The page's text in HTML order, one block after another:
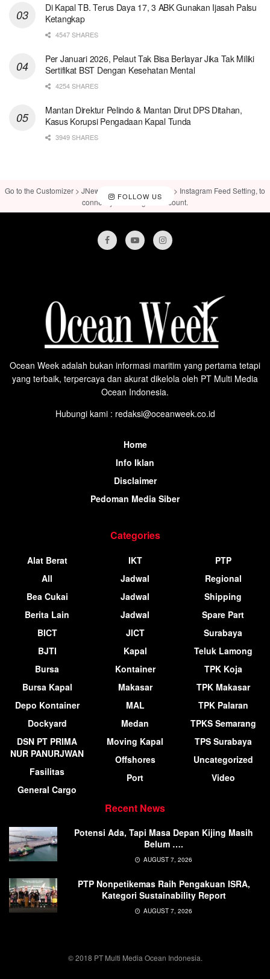
Di Kapal TB. Terus Daya 17, 3 ABK Gunakan Ijasah Palsu
Ketangkap
4547 SHARES
Per Januari 2026, Pelaut Tak Bisa Berlayar Jika Tak Miliki
Sertifikat BST Dengan Kesehatan Mental
4254 SHARES
Mantan Direktur Pelindo & Mantan Dirut DPS Ditahan,
Kasus Korupsi Pengadaan Kapal Tunda
3949 SHARES
FOLLOW US
Go to the Customizer > JNews : Social, Like & View > Instagram Feed Setting, to
connect your Instagram account.
Ocean Week adalah bukan informasi maritim yang pertama tetapi
yang terbaik, terpercaya dan akurat dikelola oleh PT Multi Media
Ocean Indonesia.
Hubungi kami : redaksi@oceanweek.co.id
Home
Info Iklan
Disclaimer
Pedoman Media Siber
Categories
Alat Berat
All
Bea Cukai
Berita Lain
BICT
BJTI
Bursa
Bursa Kapal
Depo Kontainer
Dockyard
DSN PT PRIMA
NUR PANURJWAN
Fasilitas
General Cargo
IKT
Jadwal
Jadwal
Jadwal
JICT
Kapal
Kontainer
Makasar
MAL
Medan
Moving Kapal
Offshores
Port
PTP
Regional
Shipping
Spare Part
Surabaya
Teluk Lamong
TPK Koja
TPK Makasar
TPK Palaran
TPKS Semarang
TPS Surabaya
Uncategorized
Video
Recent News
Potensi Ada, Tapi Masa Depan Kijing Masih
Belum ….
AUGUST 7, 2026
PTP Nonpetikemas Raih Pengakuan ISRA,
Kategori Sustainability Report
AUGUST 7, 2026
© 2018 PT Multi Media Ocean Indonesia.